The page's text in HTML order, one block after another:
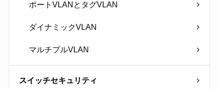
ポートVLANとタグVLAN
ダイナミックVLAN
マルチプルVLAN
スイッチセキュリティ